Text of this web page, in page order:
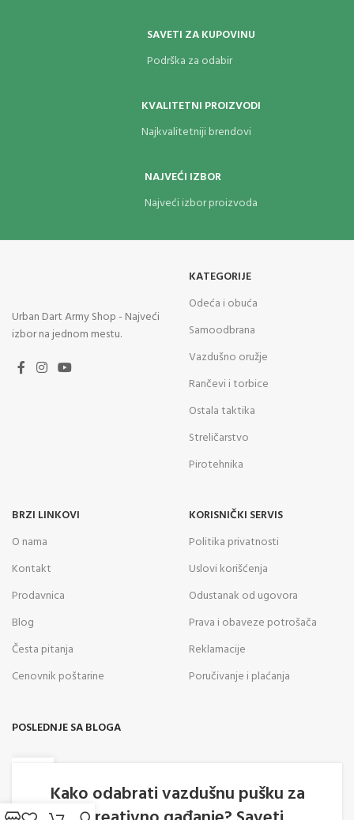
SAVETI ZA KUPOVINU
Podrška za odabir
KVALITETNI PROIZVODI
Najkvalitetniji brendovi
NAJVEĆI IZBOR
Najveći izbor proizvoda
Urban Dart Army Shop - Najveći
izbor na jednom mestu.
KATEGORIJE
Odeća i obuća
Samoodbrana
Vazdušno oružje
Rančevi i torbice
Ostala taktika
Streličarstvo
Pirotehnika
BRZI LINKOVI
O nama
Kontakt
Prodavnica
Blog
Česta pitanja
Cenovnik poštarine
KORISNIČKI SERVIS
Politika privatnosti
Uslovi korišćenja
Odustanak od ugovora
Prava i obaveze potrošača
Reklamacije
Poručivanje i plaćanja
POSLEDNJE SA BLOGA
Kako odabrati vazdušnu pušku za